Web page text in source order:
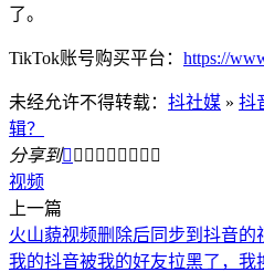
了。
TikTok账号购买平台： https://
未经允许不得转载： 抖社媒 » 抖
辑？
分享到        
视频
上一篇
火山藐视频删除后同步到抖音的
我的抖音被我的好友拉黑了，